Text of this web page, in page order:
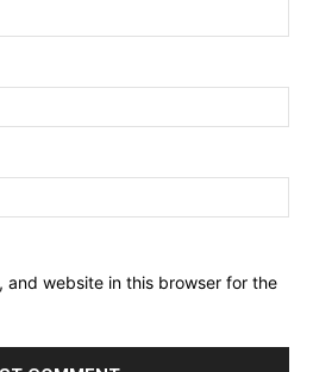
and website in this browser for the